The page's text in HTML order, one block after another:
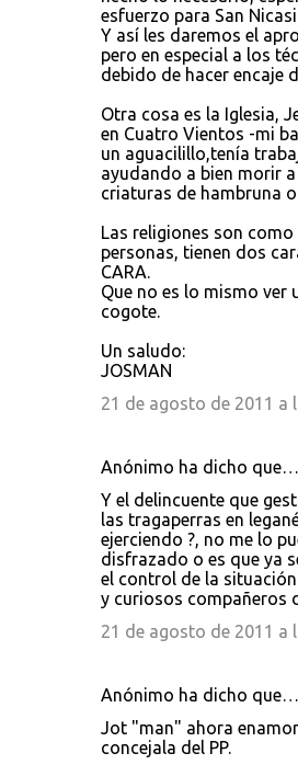
esfuerzo para San
Y así les daremos el
pero en especial a los
debido de hacer encaje
Otra cosa es la Iglesia,
en Cuatro Vientos -mi
un aguacilillo,tenía
ayudando a bien morir
criaturas de hambruna
Las religiones son
personas, tienen dos
CARA.
Que no es lo mismo ver
cogote.
Un saludo:
JOSMAN
21 de agosto de 2011 a
Anónimo ha dicho que…
Y el delincuente que
las tragaperras en
ejerciendo ?, no me lo
disfrazado o es que ya
el control de la
y curiosos compañeros
21 de agosto de 2011 a
Anónimo ha dicho que…
Jot "man" ahora
concejala del PP.